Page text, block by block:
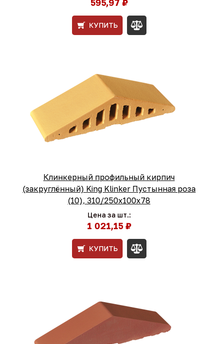
595,97 ₽
КУПИТЬ
Клинкерный профильный кирпич
(закруглённый) King Klinker Пустынная роза
(10), 310/250x100x78
Цена за шт.:
1 021,15 ₽
КУПИТЬ